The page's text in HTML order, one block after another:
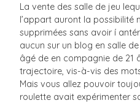
La vente des salle de jeu
l’appart auront la possibilité
supprimées sans avoir í
aucun sur un blog en salle
âgé de en compagnie de 21
trajectoire, vis-à-vis des
Mais vous allez pouvoir
roulette avait expérimenter